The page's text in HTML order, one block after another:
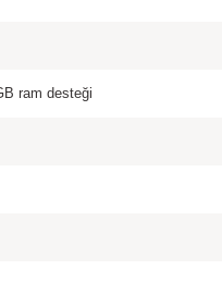
ram desteği